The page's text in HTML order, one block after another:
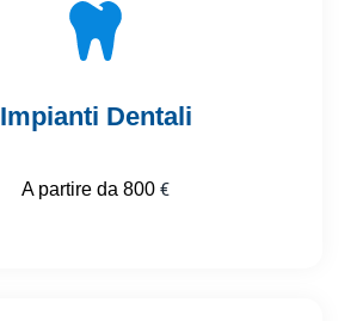
Impianti Dentali
A partire da 800 €